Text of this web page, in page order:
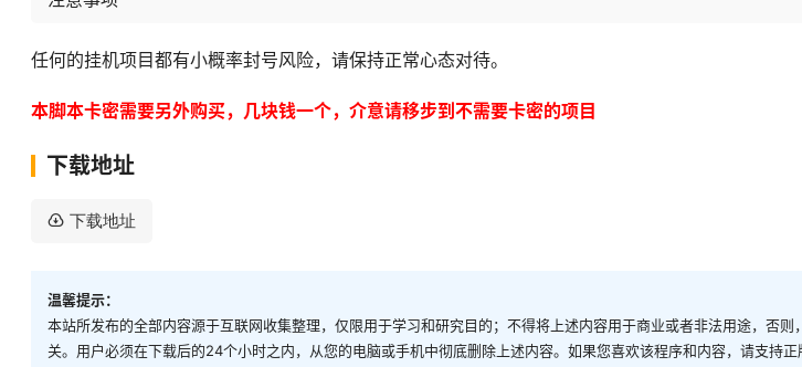
任何的挂机项目都有小概率封号风险，请保持正常心态对待。
本脚本卡密需要另外购买，几块钱一个，介意请移步到不需要卡密的项目
下载地址
下载地址
温馨提示：
本站所发布的全部内容源于互联网收集整理，仅限用于学习和研究目的；不得将上述内容用于商业或者非法用途，否
关。用户必须在下载后的24个小时之内，从您的电脑或手机中彻底删除上述内容。如果您喜欢该程序和内容，请支持